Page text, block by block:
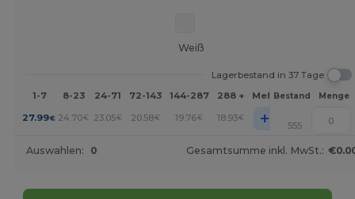
Weiß
Lagerbestand in 37 Tage
1-7
8-23 24-71 72-143 144-287 288 + MehrBestand Menge
27.99€ 24.70€ 23.05€ 20.58€ 19.76€ 18.93€ + 555
Auswahlen: 0 Gesamtsumme inkl. MwSt.: